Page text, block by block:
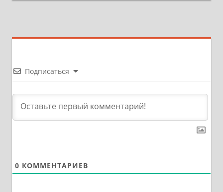
Подписаться
0 КОММЕНТАРИЕВ